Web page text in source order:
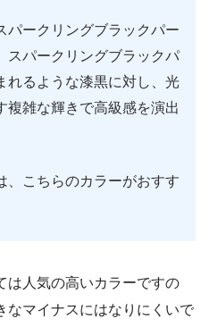
パークリングブラックパー
スパークリングブラックパ
れるような漆黒に対し、光
複雑な輝きで高級感を演出
、こちらのカラーがおすす
は人気の高いカラーですの
なマイナスにはなりにくいで